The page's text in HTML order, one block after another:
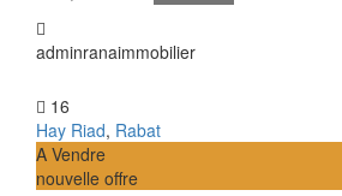
adminranaimmobilier
16
Hay Riad, Rabat
A Vendre
nouvelle offre